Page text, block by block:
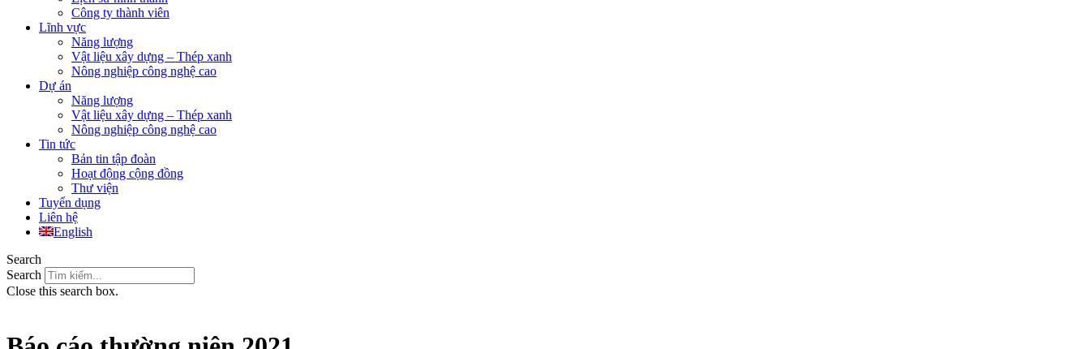
Công ty thành viên
Lĩnh vực
Năng lượng
Vật liệu xây dựng – Thép xanh
Nông nghiệp công nghệ cao
Dự án
Năng lượng
Vật liệu xây dựng – Thép xanh
Nông nghiệp công nghệ cao
Tin tức
Bản tin tập đoàn
Hoạt động cộng đồng
Thư viện
Tuyển dụng
Liên hệ
English
Search
Search
Close this search box.